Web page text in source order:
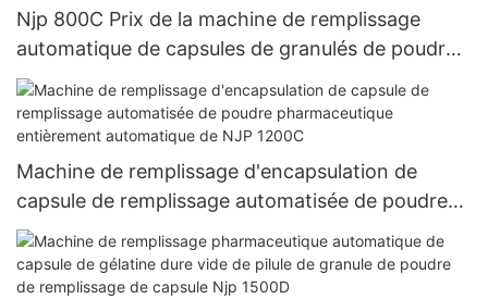
Njp 800C Prix de la machine de remplissage
automatique de capsules de granulés de poudre
pharmaceutique
Machine de remplissage d'encapsulation de
capsule de remplissage automatisée de poudre
pharmaceutique entièrement automatique de
NJP 1200C